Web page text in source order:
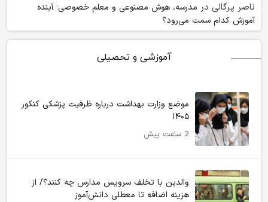
ناصر پرگالی در مدرسه، هوش مصنوعی و معلم خصوصی؛ آینده
آموزش کدام سمت می‌رود؟
آموزشی و تحصیلی
موضع وزارت بهداشت درباره ظرفیت پزشکی کنکور
۱۴۰۵
2 ساعت پیش
والدین با تخلف سرویس مدارس چه کنند؟/ از
هزینه اضافه تا معطلی دانش‌آموز